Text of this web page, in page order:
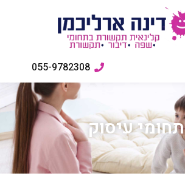
055-9782308
תחומי עיסוק